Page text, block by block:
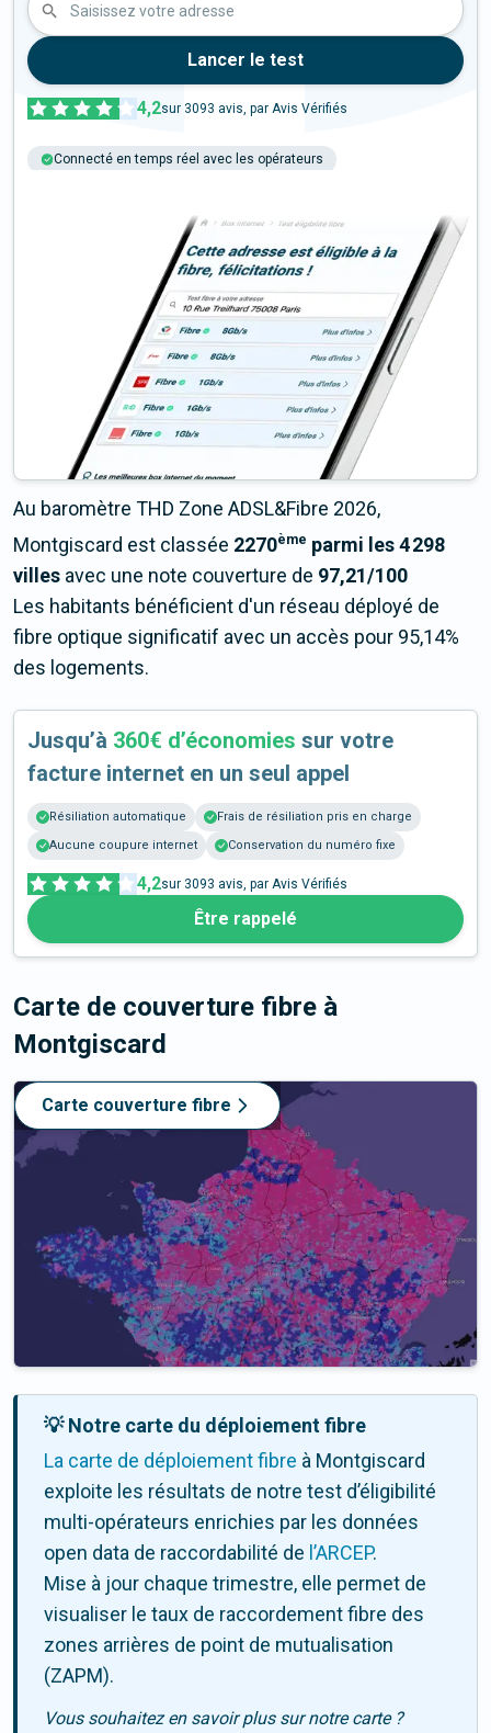
Saisissez votre adresse
Lancer le test
4,2sur 3093 avis, par Avis Vérifiés
Connecté en temps réel avec les opérateurs
Au baromètre THD Zone ADSL&Fibre 2026,
Montgiscard est classée 2270ème parmi les 4 298
villes avec une note couverture de 97,21/100
Les habitants bénéficient d'un réseau déployé de
fibre optique significatif avec un accès pour 95,14%
des logements.
Jusqu’à 360€ d’économies sur votre
facture internet en un seul appel
Résiliation automatique
Frais de résiliation pris en charge
Aucune coupure internet
Conservation du numéro fixe
4,2sur 3093 avis, par Avis Vérifiés
Être rappelé
Carte de couverture fibre à
Montgiscard
Carte couverture fibre
💡 Notre carte du déploiement fibre
La carte de déploiement fibre à Montgiscard
exploite les résultats de notre test d’éligibilité
multi-opérateurs enrichies par les données
open data de raccordabilité de l’ARCEP.
Mise à jour chaque trimestre, elle permet de
visualiser le taux de raccordement fibre des
zones arrières de point de mutualisation
(ZAPM).
Vous souhaitez en savoir plus sur notre carte ?